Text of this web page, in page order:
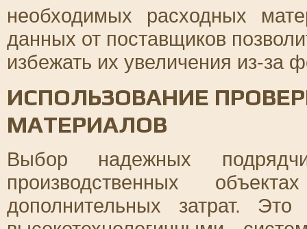
необходимых расходных
данных от поставщиков
избежать их увеличения из-за
ИСПОЛЬЗОВАНИЕ
МАТЕРИАЛОВ
Выбор надежных
производственных
дополнительных затрат.